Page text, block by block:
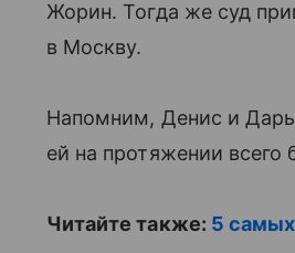
Жорин. Тогда же суд
в Москву.
Напомним, Денис и
ей на протяжении всего
Читайте также: 5 самых